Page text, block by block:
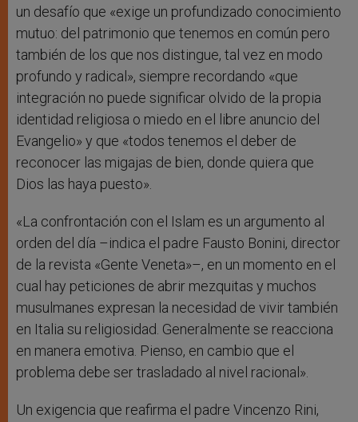
un desafío que «exige un profundizado conocimiento
mutuo: del patrimonio que tenemos en común pero
también de los que nos distingue, tal vez en modo
profundo y radical», siempre recordando «que
integración no puede significar olvido de la propia
identidad religiosa o miedo en el libre anuncio del
Evangelio» y que «todos tenemos el deber de
reconocer las migajas de bien, donde quiera que
Dios las haya puesto».
«La confrontación con el Islam es un argumento al
orden del día –indica el padre Fausto Bonini, director
de la revista «Gente Veneta»–, en un momento en el
cual hay peticiones de abrir mezquitas y muchos
musulmanes expresan la necesidad de vivir también
en Italia su religiosidad. Generalmente se reacciona
en manera emotiva. Pienso, en cambio que el
problema debe ser trasladado al nivel racional».
Un exigencia que reafirma el padre Vincenzo Rini,